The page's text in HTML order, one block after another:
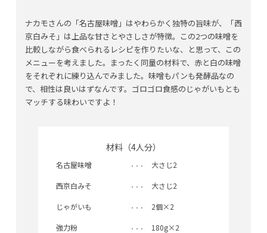
ナカモさんの「名古屋味噌」はやわらかく独特の旨味が、「西
京白みそ」は上品な甘さとやさしさが特徴。この2つの味噌を
比較しながら食べられるレシピを作りたいな、と思って、この
メニューを考えました。まったく同量の材料で、赤と白の味噌
をそれぞれに練り込んでみました。味噌もパンも発酵品なの
で、相性は良いはずなんです。ゴロゴロ食感のじゃがいもとも
マッチする味わいですよ！
材料（4人分）
名古屋味噌 大さじ2
西京白みそ 大さじ2
じゃがいも 2個×2
強力粉 180g×2